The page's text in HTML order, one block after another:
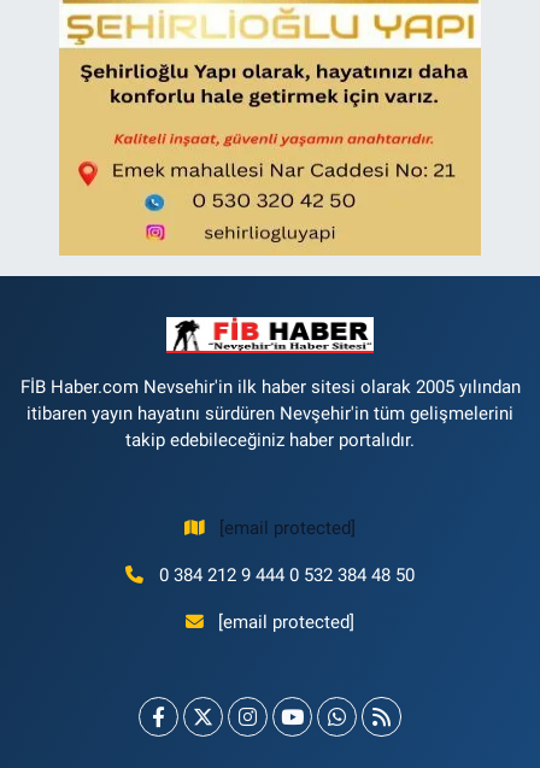
FİB Haber.com Nevsehir'in ilk haber sitesi olarak 2005 yılından
itibaren yayın hayatını sürdüren Nevşehir'in tüm gelişmelerini
takip edebileceğiniz haber portalıdır.
[email protected]
0 384 212 9 444 0 532 384 48 50
[email protected]